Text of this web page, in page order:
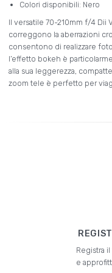
Colori disponibili: Nero
Il versatile 70-210mm f/4 Dii
correggono la aberrazioni
consentono di realizzare
l’effetto bokeh è
alla sua leggerezza,
zoom tele è perfetto per
Registra
e